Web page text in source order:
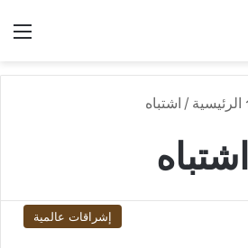
الرئيسية / اشتباه
اشتباه
إشراقات عالمية